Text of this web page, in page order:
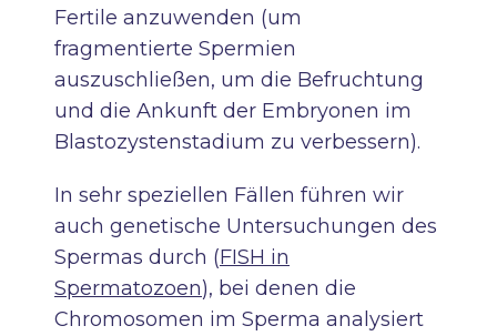
Fertile anzuwenden (um
fragmentierte Spermien
auszuschließen, um die Befruchtung
und die Ankunft der Embryonen im
Blastozystenstadium zu verbessern).
In sehr speziellen Fällen führen wir
auch genetische Untersuchungen des
Spermas durch (FISH in
Spermatozoen), bei denen die
Chromosomen im Sperma analysiert